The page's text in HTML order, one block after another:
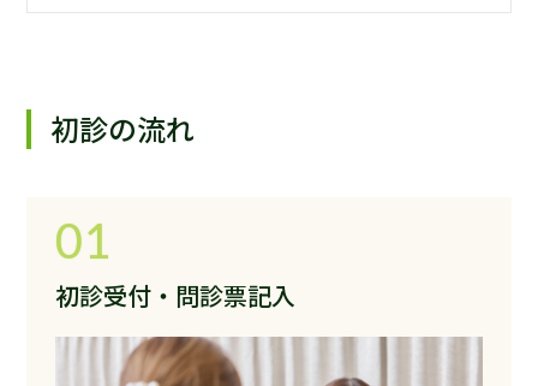
初診の流れ
01
初診受付・問診票記入